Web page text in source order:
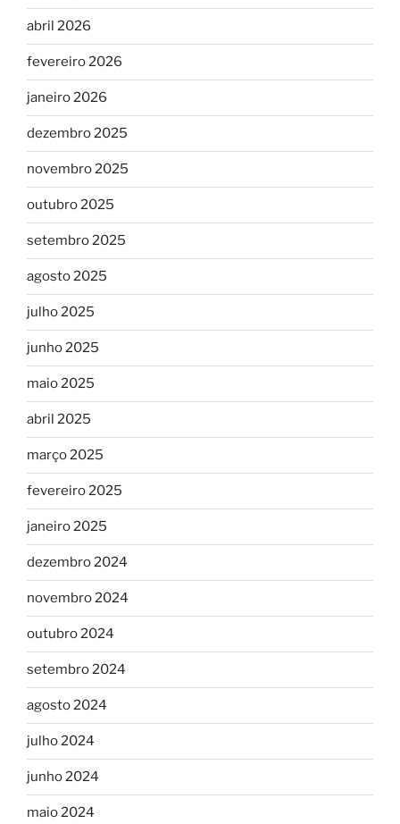
abril 2026
fevereiro 2026
janeiro 2026
dezembro 2025
novembro 2025
outubro 2025
setembro 2025
agosto 2025
julho 2025
junho 2025
maio 2025
abril 2025
março 2025
fevereiro 2025
janeiro 2025
dezembro 2024
novembro 2024
outubro 2024
setembro 2024
agosto 2024
julho 2024
junho 2024
maio 2024